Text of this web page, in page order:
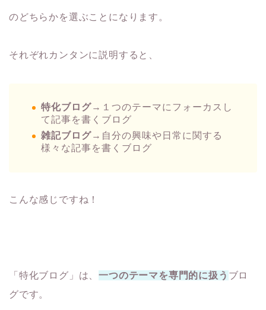
のどちらかを選ぶことになります。
それぞれカンタンに説明すると、
特化ブログ→１つのテーマにフォーカスし
て記事を書くブログ
雑記ブログ→自分の興味や日常に関する
様々な記事を書くブログ
こんな感じですね！
「特化ブログ」は、一つのテーマを専門的に扱う ブロ
グです。